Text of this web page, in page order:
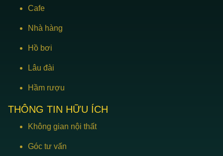
Cafe
Nhà hàng
Hồ bơi
Lâu đài
Hầm rượu
THÔNG TIN HỮU ÍCH
Không gian nội thất
Góc tư vấn